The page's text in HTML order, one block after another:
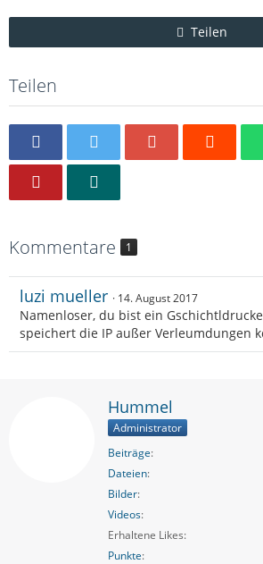
Teilen
Teilen
Kommentare 1
luzi mueller 14. August 2017
Namenloser, du bist ein
speichert die IP außer Verleumdungen
Hummel
Administrator
Beiträge
Dateien
Bilder
Videos
Erhaltene Likes
Punkte